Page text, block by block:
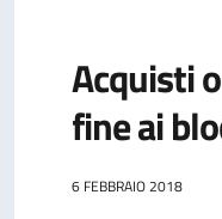
Acquisti
fine ai
6 FEBBRAIO 2018